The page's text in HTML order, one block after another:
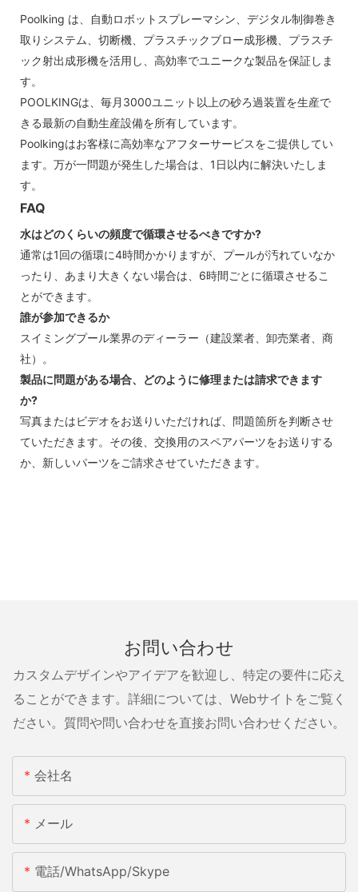
Poolking は、自動ロボットスプレーマシン、デジタル制御巻き
取りシステム、切断機、プラスチックブロー成形機、プラスチ
ック射出成形機を活用し、高効率でユニークな製品を保証しま
す。
POOLKINGは、毎月3000ユニット以上の砂ろ過装置を生産で
きる最新の自動生産設備を所有しています。
Poolkingはお客様に高効率なアフターサービスをご提供してい
ます。万が一問題が発生した場合は、1日以内に解決いたしま
す。
FAQ
水はどのくらいの頻度で循環させるべきですか?
通常は1回の循環に4時間かかりますが、プールが汚れていなか
ったり、あまり大きくない場合は、6時間ごとに循環させるこ
とができます。
誰が参加できるか
スイミングプール業界のディーラー（建設業者、卸売業者、商
社）。
製品に問題がある場合、どのように修理または請求できます
か?
写真またはビデオをお送りいただければ、問題箇所を判断させ
ていただきます。その後、交換用のスペアパーツをお送りする
か、新しいパーツをご請求させていただきます。
お問い合わせ
カスタムデザインやアイデアを歓迎し、特定の要件に応え
ることができます。詳細については、Webサイトをご覧く
ださい。質問や問い合わせを直接お問い合わせください。
会社名
メール
電話/WhatsApp/Skype